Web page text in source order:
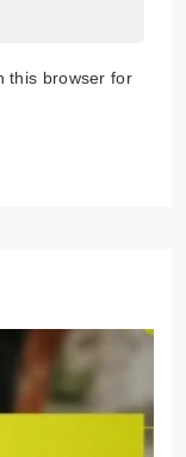
this browser for